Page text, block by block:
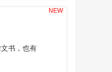
书，也有
NEW